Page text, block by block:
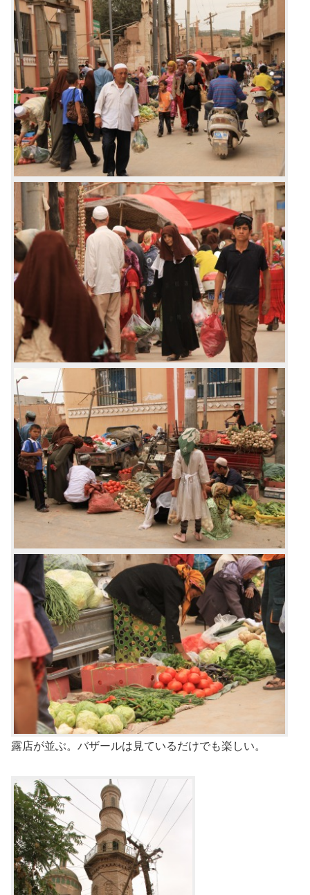
露店が並ぶ。バザールは見ているだけでも楽しい。